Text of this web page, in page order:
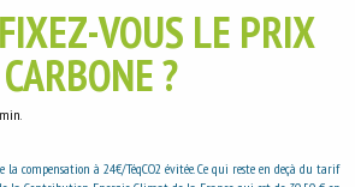
VOUS LE PRIX
?
compensation à 24€/TéqCO2 évitée. Ce qui reste en deçà du tarif